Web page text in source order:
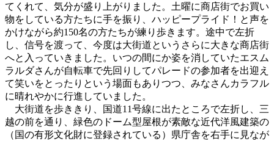
てくれて、気分が盛り上がりました。土曜に商店街でお買い
物をしている方たちに手を振り、ハッピープライド！と声を
かけながら約150名の方たちが練り歩きます。途中で左折
し、信号を渡って、今度は大街道というさらに大きな商店街
へと入っていきました。いつの間にか姿を消していたエスム
ラルダさんが自転車で先回りしてパレードの参加者を出迎え
て笑いをとったりという場面もありつつ、みなさんカラフル
に晴れやかに行進していました。
大街道を歩ききり、国道11号線に出たところで左折し、三
越の前を通り、緑色のドーム型屋根が素敵な近代洋風建築の
（国の有形文化財に登録されている）県庁舎を右手に見なが